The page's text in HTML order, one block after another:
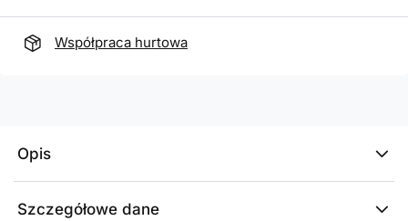
Współpraca hurtowa
Opis
Szczegółowe dane